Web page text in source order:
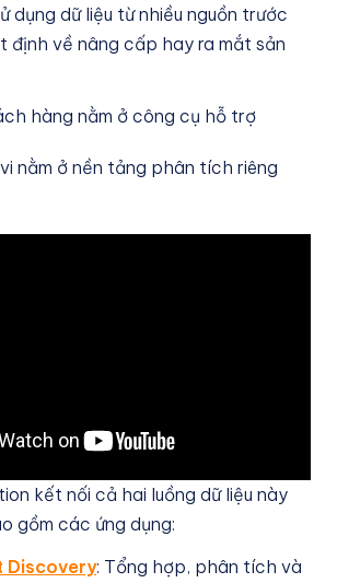
dụng dữ liệu từ nhiều nguồn trước
định về nâng cấp hay ra mắt sản
hàng nằm ở công cụ hỗ trợ
nằm ở nền tảng phân tích riêng
kết nối cả hai luồng dữ liệu này
gồm các ứng dụng:
Discovery: Tổng hợp, phân tích và